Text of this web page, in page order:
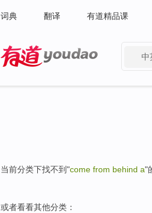
词典 翻译 有道精品课
中
当前分类下找不到"come from behind a"
或者看看其他分类：